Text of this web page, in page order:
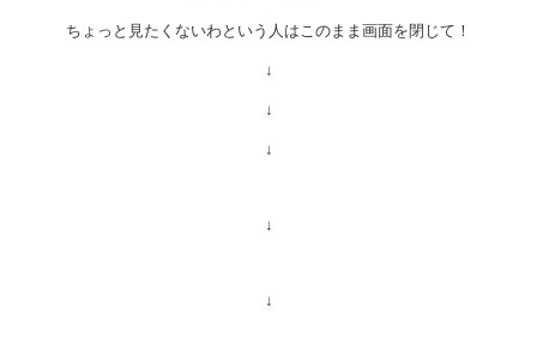
ちょっと見たくないわという人はこのまま画面を閉じて！
↓
↓
↓
↓
↓